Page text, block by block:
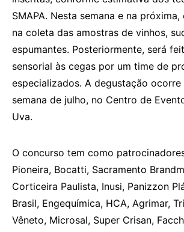
SMAPA. Nesta semana e na
na coleta das amostras de vinhos,
espumantes. Posteriormente, será
sensorial às cegas por um time de
especializados. A degustação ocorre
semana de julho, no Centro de
Uva.
O concurso tem como
Pioneira, Bocatti, Sacramento
Corticeira Paulista, Inusi, Panizzon
Brasil, Engequímica, HCA, Agrimar,
Vêneto, Microsal, Super Crisan,